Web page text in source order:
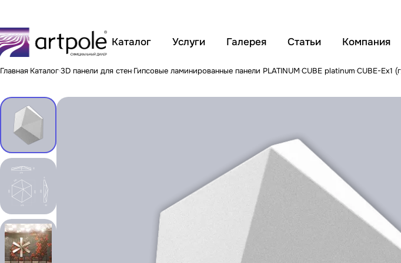
Каталог Услуги Галерея Статьи Компания
Главная Каталог3D панели для стен Гипсовые ламинированные панели PLATINUM CUBE platinum CUBE-Ex1